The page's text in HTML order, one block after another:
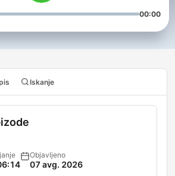
00:00
Iskanje
Objavljeno
07 avg. 2026